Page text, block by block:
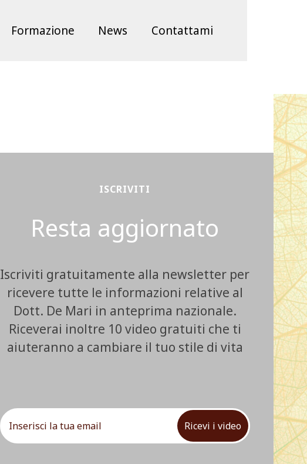
Formazione News Contattami
ISCRIVITI
Resta aggiornato
Iscriviti gratuitamente alla newsletter per
ricevere tutte le informazioni relative al
Dott. De Mari in anteprima nazionale.
Riceverai inoltre 10 video gratuiti che ti
aiuteranno a cambiare il tuo stile di vita
Ricevi i video